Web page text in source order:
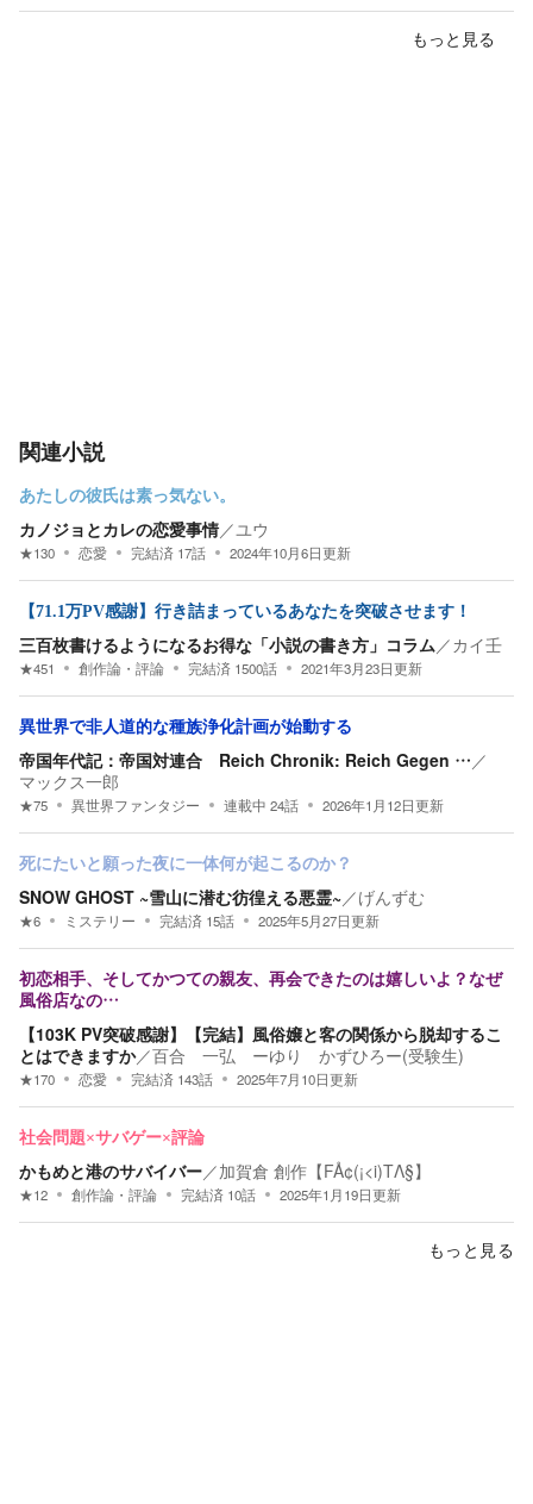
もっと見る
関連小説
あたしの彼氏は素っ気ない。
カノジョとカレの恋愛事情／ユウ
★130 恋愛 完結済 17話 2024年10月6日更新
【71.1万PV感謝】行き詰まっているあなたを突破させます！
三百枚書けるようになるお得な「小説の書き方」コラム ／カイ壬
★451 創作論・評論 完結済 1500話 2021年3月23日更新
異世界で非人道的な種族浄化計画が始動する
帝国年代記：帝国対連合 Reich Chronik: Reich Gegen … ／
マックス一郎
★75 異世界ファンタジー 連載中 24話 2026年1月12日更新
死にたいと願った夜に一体何が起こるのか？
SNOW GHOST ~雪山に潜む彷徨える悪霊~／げんずむ
★6 ミステリー 完結済 15話 2025年5月27日更新
初恋相手、そしてかつての親友、再会できたのは嬉しいよ？なぜ
風俗店なの…
【103K PV突破感謝】【完結】風俗嬢と客の関係から脱却するこ
とはできますか／百合 一弘 ーゆり かずひろー(受験生)
★170 恋愛 完結済 143話 2025年7月10日更新
社会問題×サバゲー×評論
かもめと港のサバイバー／加賀倉 創作【FÅ¢(¡<i)TΛ§】
★12 創作論・評論 完結済 10話 2025年1月19日更新
もっと見る